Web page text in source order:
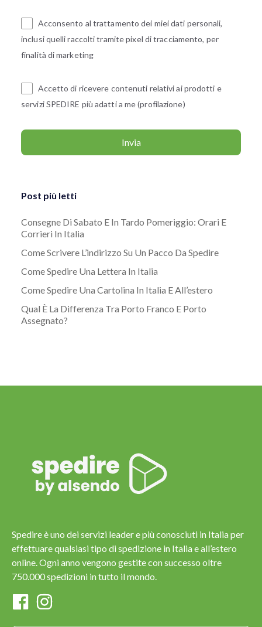
Acconsento al trattamento dei miei dati personali,
inclusi quelli raccolti tramite pixel di tracciamento, per
finalità di marketing
Accetto di ricevere contenuti relativi ai prodotti e
servizi SPEDIRE più adatti a me (profilazione)
Post più letti
Consegne Di Sabato E In Tardo Pomeriggio: Orari E
Corrieri In Italia
Come Scrivere L’indirizzo Su Un Pacco Da Spedire
Come Spedire Una Lettera In Italia
Come Spedire Una Cartolina In Italia E All’estero
Qual È La Differenza Tra Porto Franco E Porto
Assegnato?
Spedire è uno dei servizi leader e più conosciuti in Italia per
effettuare qualsiasi tipo di spedizione in Italia e all’estero
online. Ogni anno vengono gestite con successo oltre
750.000 spedizioni in tutto il mondo.